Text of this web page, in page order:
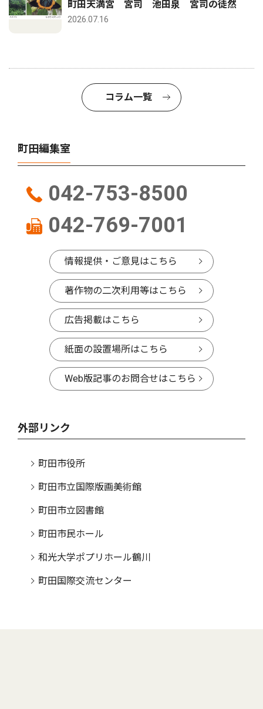
町田天満宮 宮司 池田泉 宮司の徒然
2026.07.16
コラム一覧
町田編集室
042-753-8500
042-769-7001
情報提供・ご意見はこちら
著作物の二次利用等はこちら
広告掲載はこちら
紙面の設置場所はこちら
Web版記事のお問合せはこちら
外部リンク
町田市役所
町田市立国際版画美術館
町田市立図書館
町田市民ホール
和光大学ポプリホール鶴川
町田国際交流センター